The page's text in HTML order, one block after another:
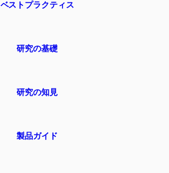
ベストプラクティス
研究の基礎
研究の知見
製品ガイド